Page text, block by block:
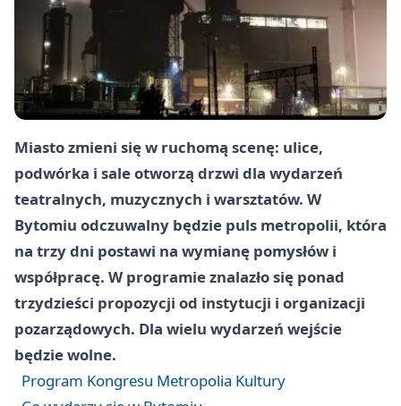
Miasto zmieni się w ruchomą scenę: ulice,
podwórka i sale otworzą drzwi dla wydarzeń
teatralnych, muzycznych i warsztatów. W
Bytomiu odczuwalny będzie puls metropolii, która
na trzy dni postawi na wymianę pomysłów i
współpracę. W programie znalazło się ponad
trzydzieści propozycji od instytucji i organizacji
pozarządowych. Dla wielu wydarzeń wejście
będzie wolne.
Program Kongresu Metropolia Kultury